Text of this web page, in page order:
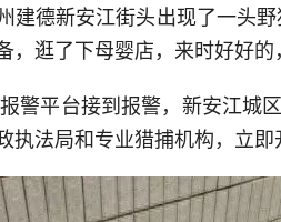
建德新安江街头出现了一头
，逛了下母婴店，来时好好的
警平台接到报警，新安江城
执法局和专业猎捕机构，立即